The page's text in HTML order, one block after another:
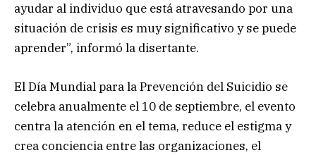
ayudar al individuo que está atravesando por una
situación de crisis es muy significativo y se puede
aprender”, informó la disertante.
El Día Mundial para la Prevención del Suicidio se
celebra anualmente el 10 de septiembre, el evento
centra la atención en el tema, reduce el estigma y
crea conciencia entre las organizaciones, el